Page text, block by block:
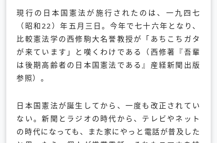
現行の日本国憲法が施行されたのは、一九四七
（昭和22）年五月三日。今年で七十六年となり、
比較憲法学の西修駒大名誉教授が「あちこちガタ
が来ています」と嘆くわけである（西修著『吾輩
は後期高齢者の日本国憲法である』産経新聞出版
参照）。
日本国憲法が誕生してから、一度も改正されてい
ない。新聞とラジオの時代から、テレビやネット
の時代になっても、また家にやっと電話が普及した